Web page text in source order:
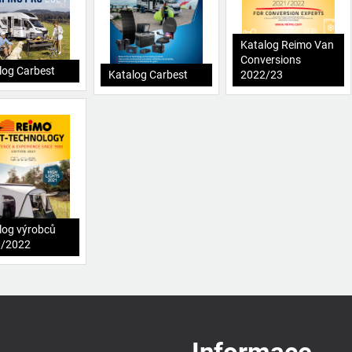
Carbest Katalog Carbest
Katalog Reimo Van
Conversions
2022/23
výrobců
2022